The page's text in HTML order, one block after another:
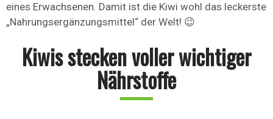
eines Erwachsenen. Damit ist die Kiwi wohl das leckerste
„Nahrungsergänzungsmittel“ der Welt! 😉
Kiwis stecken voller wichtiger
Nährstoffe